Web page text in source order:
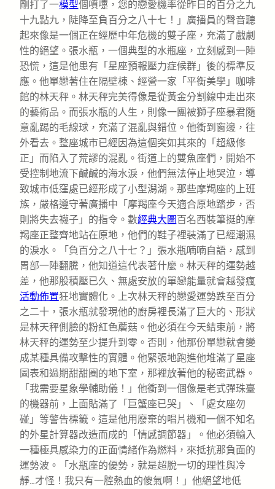
剛打了一模型個噴嚏，您的戀愛機率從昨日的百分之九
十九點九，陡降至負百分之八十七！」廣播員的聲音聽
起來像是一個正在經歷中年危機的雙子座，充滿了戲劇
性的絕望。張水瓶，一個典型的水瓶座，立刻感到一陣
恐慌，這是他患有「星座預報壓力症候群」後的標準反
應。他單戀著住在隔壁棟、經營一家「平衡美學」咖啡
館的林天秤。林天秤完美得像是從黃金分割線中走出來
的藝術品。而張水瓶的人生，則像一團被獅子座暴君隨
意亂踢的毛線球，充滿了混亂與錯位。他衝到窗邊，往
外看去。整座城市已經因為這個突如其來的「超級修
正」而陷入了荒謬的混亂。街道上的雙魚座們，開始不
受控制地流下鹹鹹的海水淚，他們無法停止地哭泣，導
致城市低窪處已經形成了小型潟湖。那些摩羯座的上班
族，嚴格遵守著廣播中「摩羯座今天適合原地踏步，否
則將失去襪子」的指令。數經典大圖百名西裝筆挺的摩
羯座正整齊地站在原地，他們的鞋子裡裝滿了已經潮濕
的淚水。「負百分之八十七？」張水瓶喃喃自語，感到
胃部一陣翻騰，他知道這代表著什麼。林天秤的運勢越
差，他那股積壓已久、無處安放的單戀能量就會越發瘋
活動佈置狂地實體化。上次林天秤的戀愛運勢跌至百分
之二十，張水瓶就發現他的廚房裡長滿了巨大的、形狀
是林天秤側臉的粉紅色蘑菇。他必須在今天結束前，將
林天秤的運勢至少提升到零。否則，他那份單戀就會變
成某種具備攻擊性的實體。他緊張地跑進他堆滿了星座
圖表和過期甜甜圈的地下室，那裡放著他的秘密武器。
「我需要星象學輔助儀！」他衝到一個像是老式彈珠臺
的機器前，上面貼滿了「巨蟹座已哭」、「處女座勿
碰」等警告標籤。這是他用廢棄的唱片機和一個不知名
的外星計算器改造而成的「情感調節器」。他必須輸入
一種極具感染力的正面情緒作為燃料，來抵抗那負面的
運勢波。「水瓶座的優勢，就是超脫一切的理性與冷
靜…才怪！我只有一腔熱血的傻氣啊！」他絕望地低